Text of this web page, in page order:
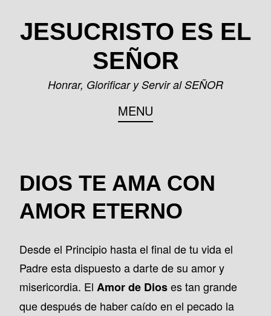
JESUCRISTO ES EL
SEÑOR
Honrar, Glorificar y Servir al SEÑOR
MENU
DIOS TE AMA CON
AMOR ETERNO
Desde el Principio hasta el final de tu vida el
Padre esta dispuesto a darte de su amor y
misericordia. El Amor de Dioses tan grande
que después de haber caído en el pecado la